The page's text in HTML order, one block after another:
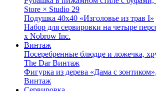
Store × Studio 29
Подушка 40x40 «Изголовье из трав I»
Набор для сервировки на четыре
х Nobrow Inc.
Винтаж
Посеребренные блюдце и ложечка,
The Dar Винтаж
Фигурка из дерева «Дама с
Винтаж